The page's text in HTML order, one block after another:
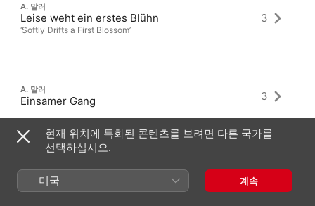
A. 말러
Leise weht ein erstes Blühn
‘Softly Drifts a First Blossom’
3
A. 말러
Einsamer Gang 3
현재 위치에 특화된 콘텐츠를 보려면 다른 국가를
선택하십시오.
미국 계속